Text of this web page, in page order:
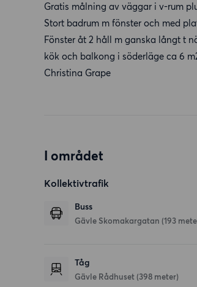
Gratis målning av väggar i v-rum
Stort badrum m fönster och med
Fönster åt 2 håll m ganska långt t
kök och balkong i söderläge ca 6
Christina Grape
I området
Kollektivtrafik
Buss
Gävle Skomakargatan (193
Tåg
Gävle Rådhuset (398 meter)